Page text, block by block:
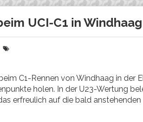
UCI-C1 in
C1-Rennen von Windhaag in der
holen. In der U23-Wertung
erfreulich auf die bald anstehenden